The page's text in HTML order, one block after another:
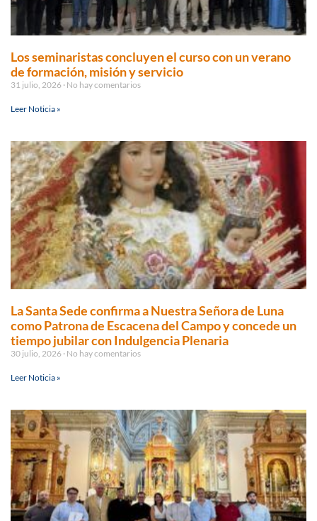
Los seminaristas concluyen el curso con un verano
de formación, misión y servicio
31 julio, 2026 No hay comentarios
Leer Noticia »
La Santa Sede confirma a Nuestra Señora de Luna
como Patrona de Escacena del Campo y concede un
tiempo jubilar con Indulgencia Plenaria
30 julio, 2026 No hay comentarios
Leer Noticia »